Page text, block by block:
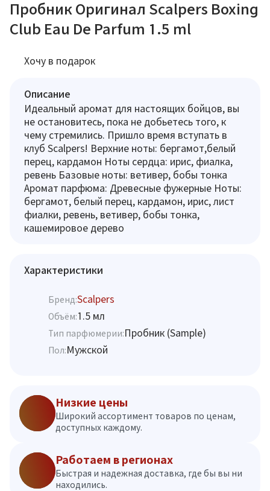
Пробник Оригинал Scalpers Boxing
Club Eau De Parfum 1.5 ml
Хочу в подарок
Описание
Идеальный аромат для настоящих бойцов, вы
не остановитесь, пока не добьетесь того, к
чему стремились. Пришло время вступать в
клуб Scalpers! Верхние ноты: бергамот,белый
перец, кардамон Hоты сердца: ирис, фиалка,
ревень Базовые ноты: ветивер, бобы тонка
Аромат парфюма: Древесные фужерные Ноты:
бергамот, белый перец, кардамон, ирис, лист
фиалки, ревень, ветивер, бобы тонка,
кашемировое дерево
Характеристики
Бренд:Scalpers
Объём:1.5 мл
Тип парфюмерии:Пробник (Sample)
Пол:Мужской
Низкие цены
Широкий ассортимент товаров по ценам,
доступных каждому.
Работаем в регионах
Быстрая и надежная доставка, где бы вы ни
находились.